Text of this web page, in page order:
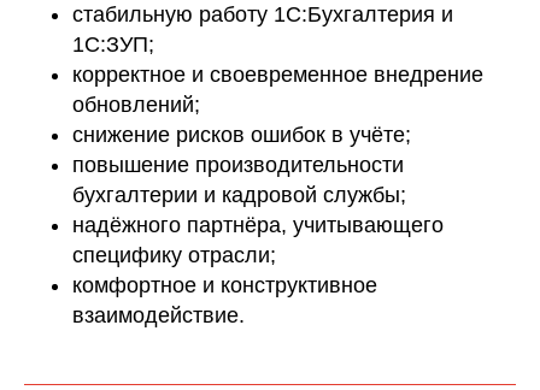
стабильную работу 1С:Бухгалтерия и
1С:ЗУП;
корректное и своевременное внедрение
обновлений;
снижение рисков ошибок в учёте;
повышение производительности
бухгалтерии и кадровой службы;
надёжного партнёра, учитывающего
специфику отрасли;
комфортное и конструктивное
взаимодействие.